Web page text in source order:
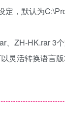
，默认为
、ZH-HK.rar 3
灵活转换语言版